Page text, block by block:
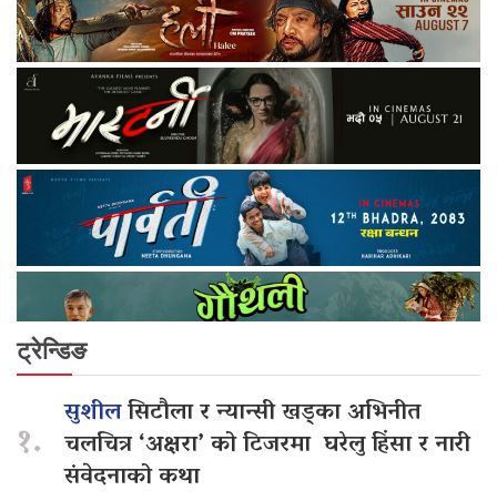
ट्रेन्डिङ
१.
सुशीलसिटौला र न्यान्सी खड्का अभिनीत
चलचित्र ‘अक्षरा’ को टिजरमा घरेलु हिंसा र नारी
संवेदनाको कथा